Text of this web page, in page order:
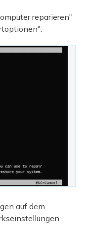
reparieren"
auf dem